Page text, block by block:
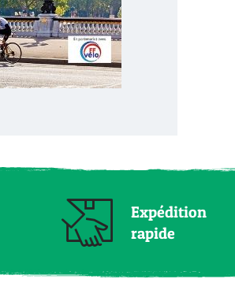
Expédition
rapide